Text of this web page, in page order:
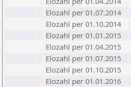
Elozahl per 01.07.2014
Elozahl per 01.10.2014
Elozahl per 01.01.2015
Elozahl per 01.04.2015
Elozahl per 01.07.2015
Elozahl per 01.10.2015
Elozahl per 01.01.2016